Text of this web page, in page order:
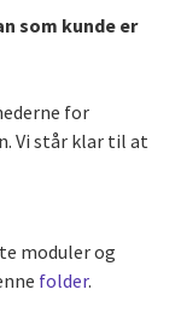
som kunde er
for
Vi står klar til at
moduler og
folder.